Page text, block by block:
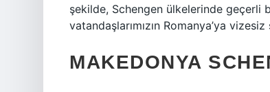
şekilde, Schengen ülkelerinde
vatandaşlarımızın Romanya’ya
MAKEDONYA